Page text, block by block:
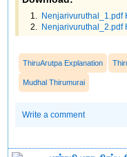
Nenjarivuruthal_1.pdf
Nenjarivuruthal_2.pdf
ThiruArutpa Explanation
Mudhal Thirumurai
Write a comment